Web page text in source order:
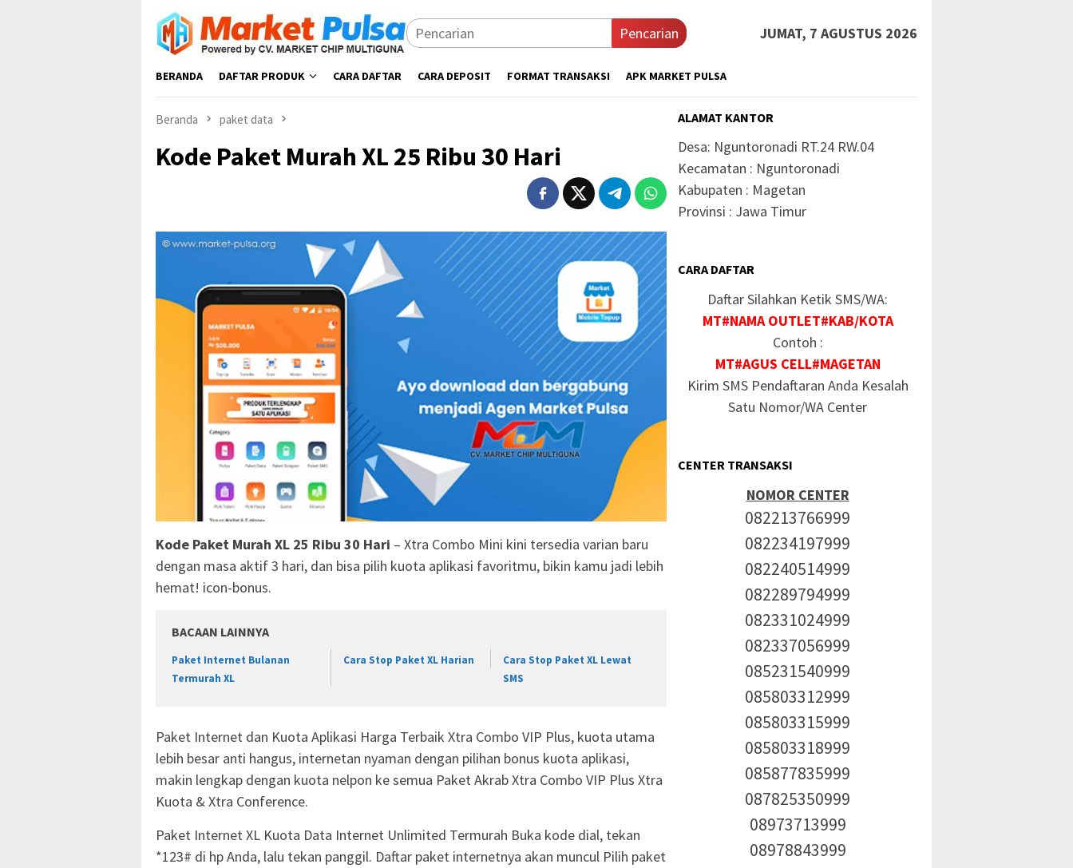
Loncat
konten
Pencarian JUMAT, 7 AGUSTUS 2026
BERANDA DAFTAR PRODUK CARA DAFTAR CARA DEPOSIT FORMAT TRANSAKSI APK MARKET PULSA
Beranda paket data
Kode Paket Murah XL 25 Ribu 30 Hari
Kode Paket Murah XL 25 Ribu 30 Hari – Xtra Combo Mini kini tersedia varian baru
dengan masa aktif 3 hari, dan bisa pilih kuota aplikasi favoritmu, bikin kamu jadi lebih
hemat! icon-bonus.
BACAAN LAINNYA
Paket Internet Bulanan
Termurah XL
Cara Stop Paket XL Harian
Cara Stop Paket XL Lewat
SMS
Paket Internet dan Kuota Aplikasi Harga Terbaik Xtra Combo VIP Plus, kuota utama
lebih besar anti hangus, internetan nyaman dengan pilihan bonus kuota aplikasi,
makin lengkap dengan kuota nelpon ke semua Paket Akrab Xtra Combo VIP Plus Xtra
Kuota & Xtra Conference.
Paket Internet XL Kuota Data Internet Unlimited Termurah Buka kode dial, tekan
*123# di hp Anda, lalu tekan panggil. Daftar paket internetnya akan muncul Pilih paket
ALAMAT KANTOR
Desa: Nguntoronadi RT.24 RW.04
Kecamatan : Nguntoronadi
Kabupaten : Magetan
Provinsi : Jawa Timur
CARA DAFTAR
Daftar Silahkan Ketik SMS/WA:
MT#NAMA OUTLET#KAB/KOTA
Contoh :
MT#AGUS CELL#MAGETAN
Kirim SMS Pendaftaran Anda Kesalah
Satu Nomor/WA Center
CENTER TRANSAKSI
NOMOR CENTER
082213766999
082234197999
082240514999
082289794999
082331024999
082337056999
085231540999
085803312999
085803315999
085803318999
085877835999
087825350999
08973713999
08978843999